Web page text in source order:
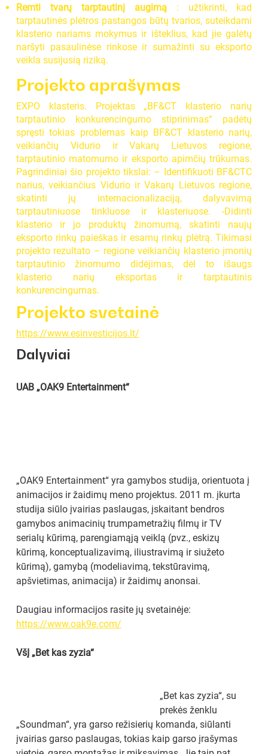
Remti tvarų tarptautinį augimą: užtikrinti, kad
tarptautinės plėtros pastangos būtų tvarios, suteikdami
klasterio nariams mokymus ir išteklius, kad jie galėtų
naršyti pasaulinėse rinkose ir sumažinti su eksporto
veikla susijusią riziką.
Projekto aprašymas
EXPO klasteris. Projektas „BF&CT klasterio narių
tarptautinio konkurencingumo stiprinimas“ padėtų
spręsti tokias problemas kaip BF&CT klasterio narių,
veikiančių Vidurio ir Vakarų Lietuvos regione,
tarptautinio matomumo ir eksporto apimčių trūkumas.
Pagrindiniai šio projekto tikslai: – Identifikuoti BF&CTC
narius, veikiančius Vidurio ir Vakarų Lietuvos regione,
skatinti jų internacionalizaciją, dalyvavimą
tarptautiniuose tinkluose ir klasteriuose. -Didinti
klasterio ir jo produktų žinomumą, skatinti naujų
eksporto rinkų paieškas ir esamų rinkų plėtrą. Tikimasi
projekto rezultato – regione veikiančių klasterio įmonių
tarptautinio žinomumo didėjimas, dėl to išaugs
klasterio narių eksportas ir tarptautinis
konkurencingumas.
Projekto svetainė
https://www.esinvesticijos.lt/
Dalyviai
UAB „OAK9 Entertainment“
„OAK9 Entertainment“ yra gamybos studija, orientuota į
animacijos ir žaidimų meno projektus. 2011 m. įkurta
studija siūlo įvairias paslaugas, įskaitant bendros
gamybos animacinių trumpametražių filmų ir TV
serialų kūrimą, parengiamąją veiklą (pvz., eskizų
kūrimą, konceptualizavimą, iliustravimą ir siužeto
kūrimą), gamybą (modeliavimą, tekstūravimą,
apšvietimas, animacija) ir žaidimų anonsai.
Daugiau informacijos rasite jų svetainėje:
https://www.oak9e.com/
VšĮ „Bet kas zyzia“
„Bet kas zyzia“, su
prekės ženklu
„Soundman“, yra garso režisierių komanda, siūlanti
įvairias garso paslaugas, tokias kaip garso įrašymas